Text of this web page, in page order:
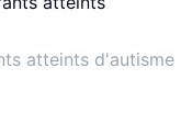
atteints d'autisme